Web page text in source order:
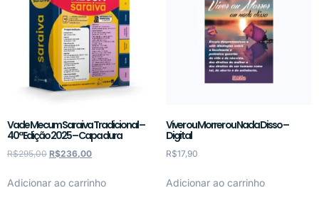
Vade Mecum Saraiva Tradicional –
40ª Edição 2025 – Capa dura
R$295,00 R$236,00
Adicionar ao carrinho
Viver ou Morrer ou Nada Disso –
Digital
R$17,90
Adicionar ao carrinho